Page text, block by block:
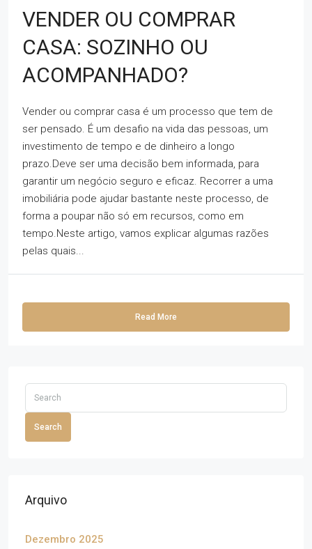
VENDER OU COMPRAR
CASA: SOZINHO OU
ACOMPANHADO?
Vender ou comprar casa é um processo que tem de
ser pensado. É um desafio na vida das pessoas, um
investimento de tempo e de dinheiro a longo
prazo.Deve ser uma decisão bem informada, para
garantir um negócio seguro e eficaz. Recorrer a uma
imobiliária pode ajudar bastante neste processo, de
forma a poupar não só em recursos, como em
tempo.Neste artigo, vamos explicar algumas razões
pelas quais...
Read More
Search
Arquivo
Dezembro 2025